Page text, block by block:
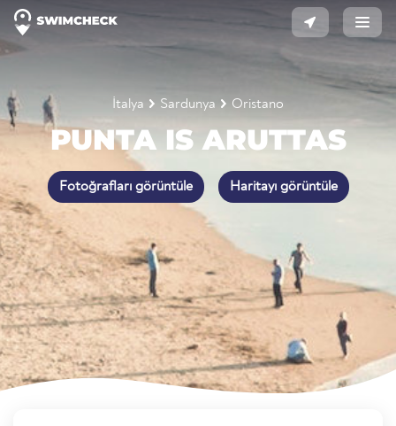
İtalya Sardunya Oristano
PUNTA IS ARUTTAS
Fotoğrafları görüntüle Haritayı görüntüle